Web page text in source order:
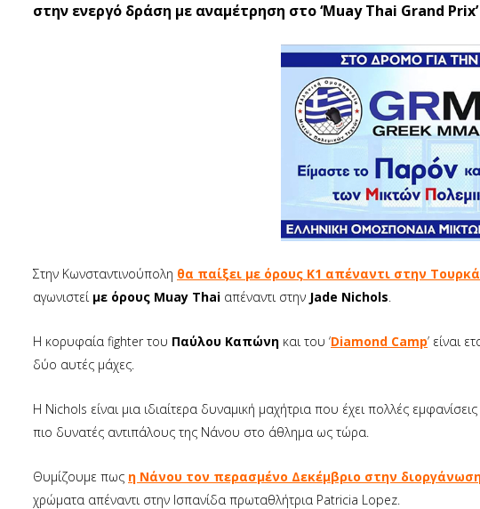
στην ενεργό δράση με αναμέτρηση στο ‘Muay Thai Grand
Στην Κωνσταντινούπολη θα παίξει με όρους Κ1 απέναντι στην
αγωνιστεί με όρους Muay Thai απέναντι στην Jade Nichols.
Η κορυφαία fighter του Παύλου Καπώνη και του ‘Diamond Camp’ είναι
δύο αυτές μάχες.
Η Nichols είναι μια ιδιαίτερα δυναμική μαχήτρια που έχει πολλές
πιο δυνατές αντιπάλους της Νάνου στο άθλημα ως τώρα.
Θυμίζουμε πως η Νάνου τον περασμένο Δεκέμβριο στην
χρώματα απέναντι στην Ισπανίδα πρωταθλήτρια Patricia Lopez.